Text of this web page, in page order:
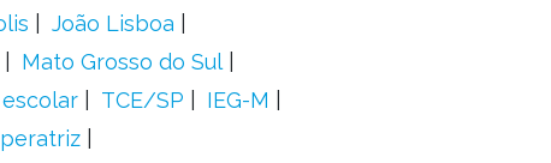
João Lisboa
Mato Grosso do Sul
TCE/SP
IEG-M